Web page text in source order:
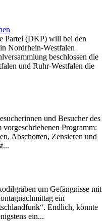
Partei (DKP) will bei den
Nordrhein-Westfalen
beschlossen die
und Ruhr-Westfalen die
und Besucher des
Programm:
Abschotten, Zensieren und
um Gefängnisse mit
ein
Endlich, könnte
ein...